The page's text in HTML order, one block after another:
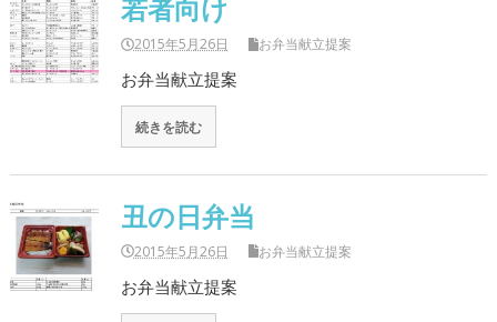
若者向け
2015年5月26日 お弁当献立提案
お弁当献立提案
続きを読む
丑の日弁当
2015年5月26日 お弁当献立提案
お弁当献立提案